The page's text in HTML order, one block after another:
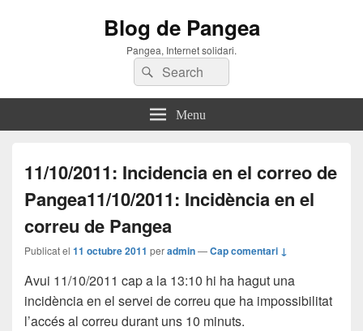
Blog de Pangea
Pangea, Internet solidari.
Search
for:
Search
Menu
11/10/2011: Incidencia en el correo de
Pangea11/10/2011: Incidència en el
correu de Pangea
Publicat el 11 octubre 2011 peradmin—Cap comentari ↓
Avui 11/10/2011 cap a la 13:10 hi ha hagut una
incidència en el servei de correu que ha impossibilitat
l’accés al correu durant uns 10 minuts.